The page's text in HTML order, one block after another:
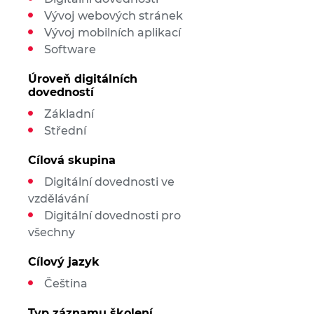
Vývoj webových stránek
Vývoj mobilních aplikací
Software
Úroveň digitálních
dovedností
Základní
Střední
Cílová skupina
Digitální dovednosti ve
vzdělávání
Digitální dovednosti pro
všechny
Cílový jazyk
Čeština